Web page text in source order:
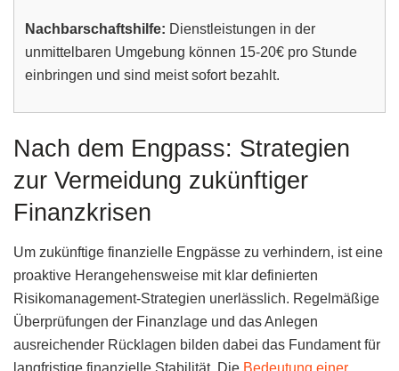
Nachbarschaftshilfe: Dienstleistungen in der
unmittelbaren Umgebung können 15-20€ pro Stunde
einbringen und sind meist sofort bezahlt.
Nach dem Engpass: Strategien
zur Vermeidung zukünftiger
Finanzkrisen
Um zukünftige finanzielle Engpässe zu verhindern, ist eine
proaktive Herangehensweise mit klar definierten
Risikomanagement-Strategien unerlässlich. Regelmäßige
Überprüfungen der Finanzlage und das Anlegen
ausreichender Rücklagen bilden dabei das Fundament für
langfristige finanzielle Stabilität. Die Bedeutung einer